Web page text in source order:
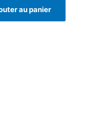
au panier